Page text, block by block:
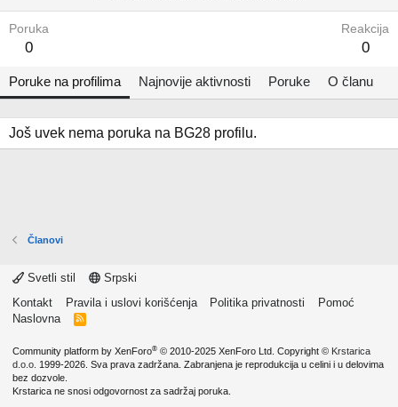
Poruka
0
Reakcija
0
Poruke na profilima Najnovije aktivnosti Poruke O članu
Još uvek nema poruka na BG28 profilu.
Članovi
Svetli stil
Srpski
Kontakt
Pravila i uslovi korišćenja Politika privatnosti
Pomoć
Naslovna
R
Community platform by XenForo® © 2010-2025 XenForo Ltd. Copyright © Krstarica
d.o.o. 1999-2026. Sva prava zadržana. Zabranjena je reprodukcija u celini i u delovima
bez dozvole.
Krstarica ne snosi odgovornost za sadržaj poruka.